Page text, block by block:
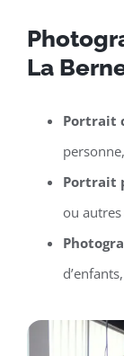
La
Portrait
Portrait
ou